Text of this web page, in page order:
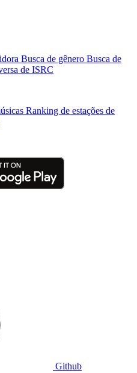
Busca de gênero Busca de
de ISRC
Ranking de estações de
Github